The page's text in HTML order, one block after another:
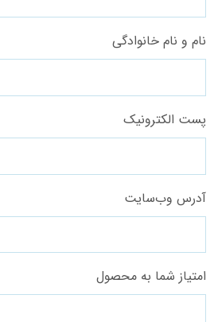
نام و نام خانوادگی
پست الکترونیک
آدرس وب‌سایت
امتیاز شما به محصول